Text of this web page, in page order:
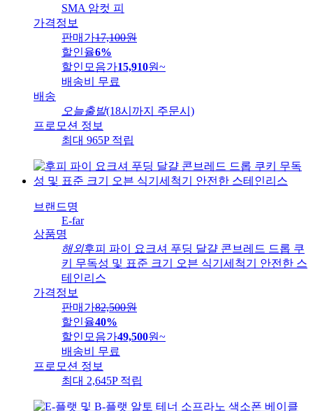
SMA 암컷 피
가격정보
판매가17,100원
할인율6%
할인모음가15,910원~
배송비
무료
배송
오늘출발(18시까지 주문시)
프로모션 정보
최대 965P 적립
브랜드명
E-far
상품명
해외후피 파이 요크셔 푸딩 달걀 콘브레드 드롭 쿠
키 무독성 및 표준 크기 오븐 식기세척기 안전한 스
테인리스
가격정보
판매가82,500원
할인율40%
할인모음가49,500원~
배송비
무료
프로모션 정보
최대 2,645P 적립